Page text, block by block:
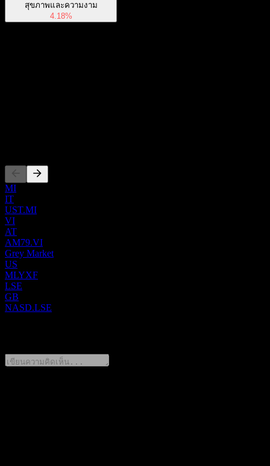
สุขภาพและความงาม
4.18%
MI
IT
UST.MI
VI
AT
AM79.VI
Grey Market
US
MLYXF
LSE
GB
NASD.LSE